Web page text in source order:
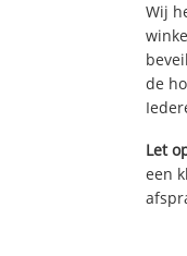
Wij
de
Let
een